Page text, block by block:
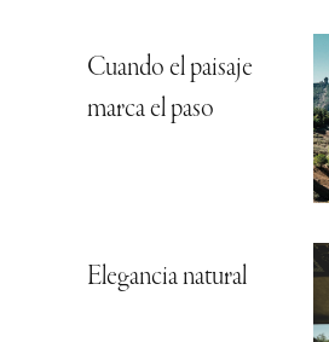
Cuando el paisaje
marca el paso
Elegancia natural